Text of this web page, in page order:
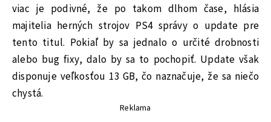
viac je podivné, že po takom dlhom čase, hlásia
majitelia herných strojov PS4 správy o update pre
tento titul. Pokiaľ by sa jednalo o určité drobnosti
alebo bug fixy, dalo by sa to pochopiť. Update však
disponuje veľkosťou 13 GB, čo naznačuje, že sa niečo
chystá.
Reklama